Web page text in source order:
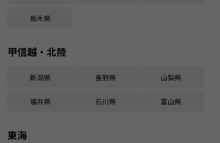
栃木県
甲信越・北陸
新潟県 長野県 山梨県
福井県 石川県 富山県
東海